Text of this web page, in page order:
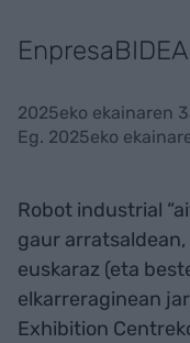
2025eko ekainaren
Eg. 2025eko
Robot industrial
gaur arratsaldean,
euskaraz (eta
elkarreraginean
Exhibition